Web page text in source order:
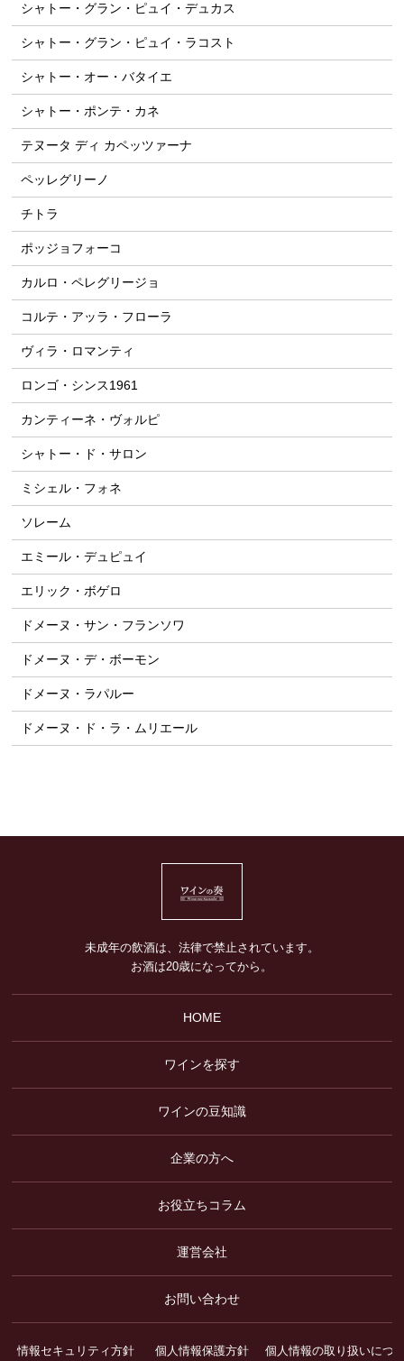
シャトー・グラン・ピュイ・デュカス
シャトー・グラン・ピュイ・ラコスト
シャトー・オー・バタイエ
シャトー・ポンテ・カネ
テヌータ ディ カペッツァーナ
ペッレグリーノ
チトラ
ポッジョフォーコ
カルロ・ペレグリージョ
コルテ・アッラ・フローラ
ヴィラ・ロマンティ
ロンゴ・シンス1961
カンティーネ・ヴォルピ
シャトー・ド・サロン
ミシェル・フォネ
ソレーム
エミール・デュピュイ
エリック・ボゲロ
ドメーヌ・サン・フランソワ
ドメーヌ・デ・ボーモン
ドメーヌ・ラパルー
ドメーヌ・ド・ラ・ムリエール
未成年の飲酒は、法律で禁止されています。
お酒は20歳になってから。
HOME
ワインを探す
ワインの豆知識
企業の方へ
お役立ちコラム
運営会社
お問い合わせ
情報セキュリティ方針 個人情報保護方針 個人情報の取り扱いにつ